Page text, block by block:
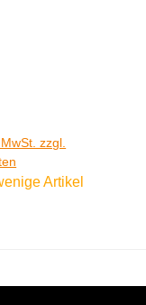
zzgl.
Artikel